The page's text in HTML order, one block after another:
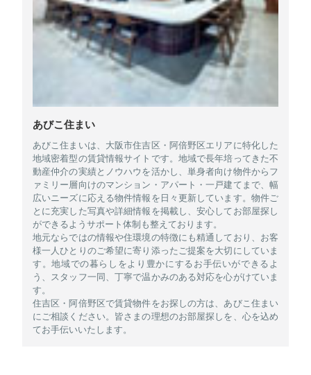
あびこ住まい
あびこ住まいは、大阪市住吉区・阿倍野区エリアに特化した
地域密着型の賃貸情報サイトです。地域で長年培ってきた不
動産仲介の実績とノウハウを活かし、単身者向け物件からフ
ァミリー層向けのマンション・アパート・一戸建てまで、幅
広いニーズに応える物件情報を日々更新しています。物件ご
とに充実した写真や詳細情報を掲載し、安心してお部屋探し
ができるようサポート体制も整えております。
地元ならではの情報や住環境の特徴にも精通しており、お客
様一人ひとりのご希望に寄り添ったご提案を大切にしていま
す。地域での暮らしをより豊かにするお手伝いができるよ
う、スタッフ一同、丁寧で温かみのある対応を心がけていま
す。
住吉区・阿倍野区で賃貸物件をお探しの方は、あびこ住まい
にご相談ください。皆さまの理想のお部屋探しを、心を込め
てお手伝いいたします。